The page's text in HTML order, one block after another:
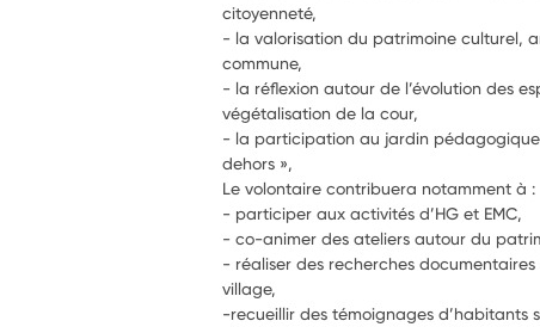
- la valorisation du patrimoine culturel,
commune,
- la réflexion autour de l’évolution des
végétalisation de la cour,
- la participation au jardin
Le volontaire contribuera notamment à :
- co-animer des ateliers autour du
- réaliser des recherches documentaires
village,
-recueillir des témoignages d’habitants